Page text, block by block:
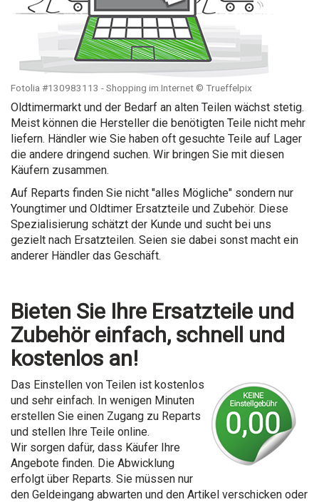
Fotolia #130983113 - Shopping im Internet © Trueffelpix
Oldtimermarkt und der Bedarf an alten Teilen wächst stetig.
Meist können die Hersteller die benötigten Teile nicht mehr
liefern. Händler wie Sie haben oft gesuchte Teile auf Lager
die andere dringend suchen. Wir bringen Sie mit diesen
Käufern zusammen.
Auf Reparts finden Sie nicht "alles Mögliche" sondern nur
Youngtimer und Oldtimer Ersatzteile und Zubehör. Diese
Spezialisierung schätzt der Kunde und sucht bei uns
gezielt nach Ersatzteilen. Seien sie dabei sonst macht ein
anderer Händler das Geschäft.
Bieten Sie Ihre Ersatzteile und
Zubehör einfach, schnell und
kostenlos an!
Das Einstellen von Teilen ist kostenlos
und sehr einfach. In wenigen Minuten
erstellen Sie einen Zugang zu Reparts
und stellen Ihre Teile online.
Wir sorgen dafür, dass Käufer Ihre
Angebote finden. Die Abwicklung
erfolgt über Reparts. Sie müssen nur
den Geldeingang abwarten und den Artikel verschicken oder